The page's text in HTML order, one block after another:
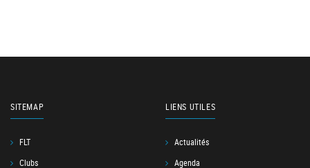
SITEMAP
FLT
Clubs
LIENS UTILES
Actualités
Agenda